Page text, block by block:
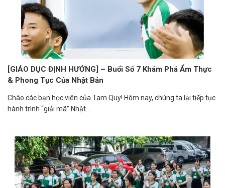
[GIÁO DỤC ĐỊNH HƯỚNG] – Buổi Số 7 Khám Phá Ẩm Thực
& Phong Tục Của Nhật Bản
Chào các bạn học viên của Tam Quy! Hôm nay, chúng ta lại tiếp tục
hành trình “giải mã” Nhật...